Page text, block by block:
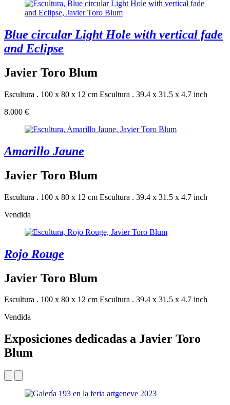
Blue circular Light Hole with vertical fade
and Eclipse
Javier Toro Blum
Escultura . 100 x 80 x 12 cm Escultura . 39.4 x 31.5 x 4.7 inch
8.000 €
Amarillo Jaune
Javier Toro Blum
Escultura . 100 x 80 x 12 cm Escultura . 39.4 x 31.5 x 4.7 inch
Vendida
Rojo Rouge
Javier Toro Blum
Escultura . 100 x 80 x 12 cm Escultura . 39.4 x 31.5 x 4.7 inch
Vendida
Exposiciones dedicadas a Javier Toro
Blum